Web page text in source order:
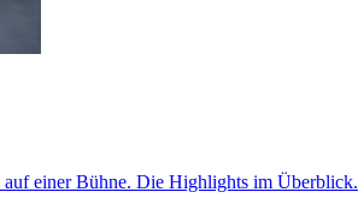
einer Bühne. Die Highlights im Überblick.